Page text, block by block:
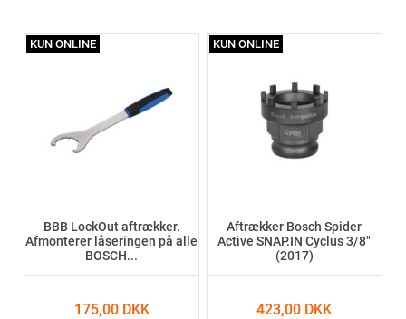
BBB LockOut aftrækker.
Afmonterer låseringen på alle
BOSCH...
175,00 DKK
KUN ONLINE
Aftrækker Bosch Spider
Active SNAP.IN Cyclus 3/8"
(2017)
423,00 DKK
KUN ONLINE